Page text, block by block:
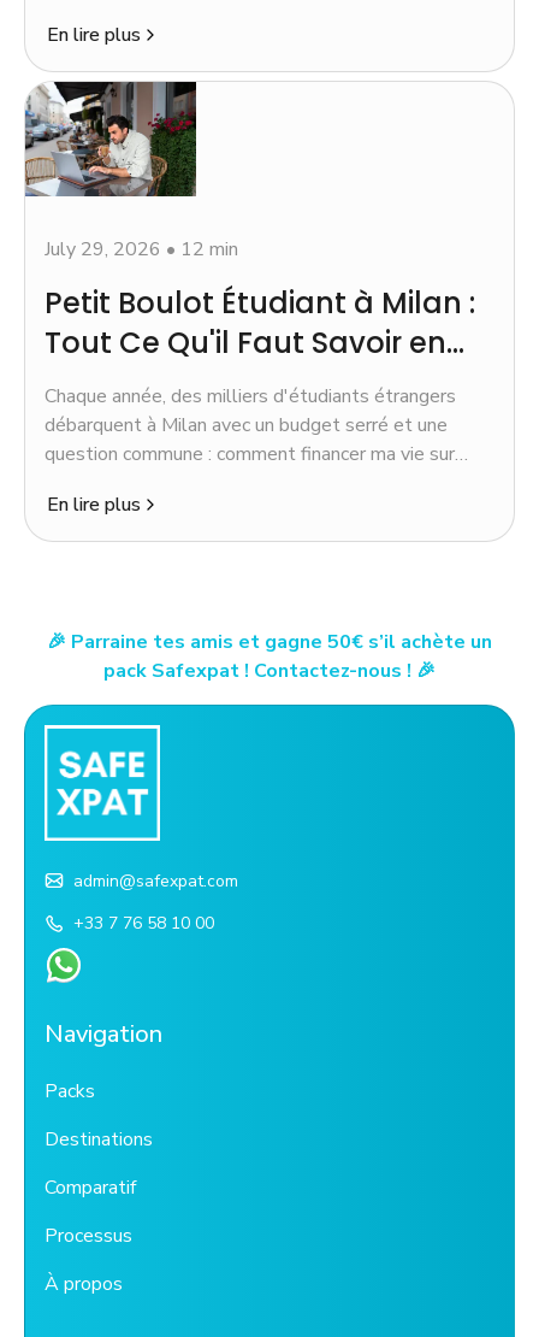
En lire plus
July 29, 2026 • 12 min
Petit Boulot Étudiant à Milan :
Tout Ce Qu'il Faut Savoir en
2026
Chaque année, des milliers d'étudiants étrangers
débarquent à Milan avec un budget serré et une
question commune : comment financer ma vie sur
En lire plus
🎉 Parraine tes amis et gagne 50€ s’il achète un
pack Safexpat ! Contactez-nous ! 🎉
admin@safexpat.com
+33 7 76 58 10 00
Navigation
Packs
Destinations
Comparatif
Processus
À propos